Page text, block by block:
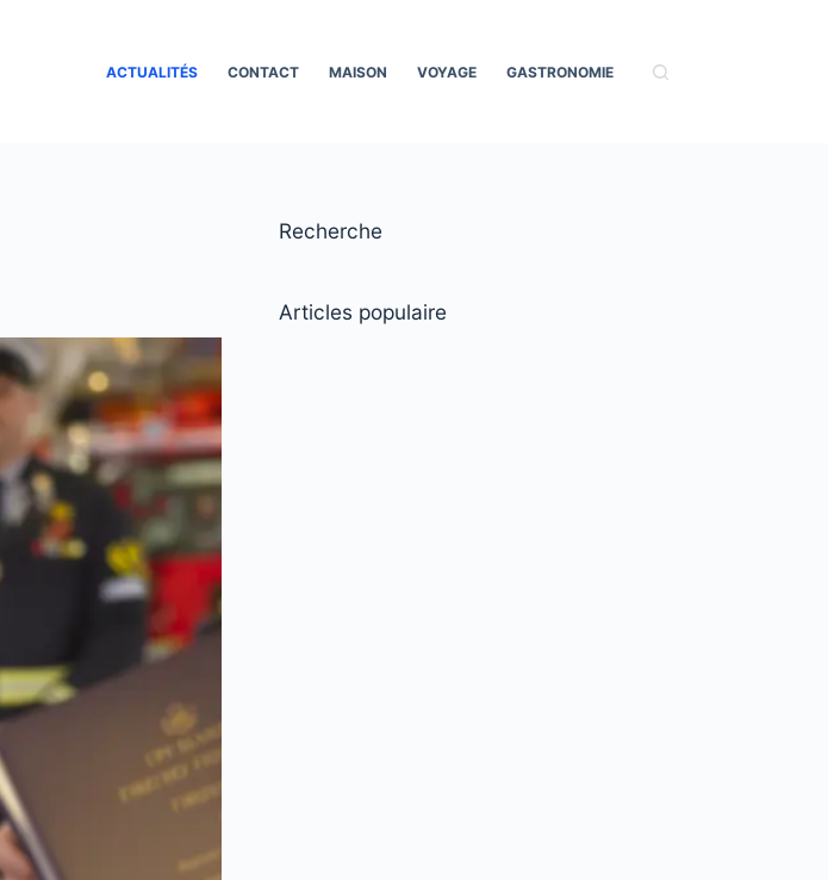
ACTUALITÉS CONTACT MAISON VOYAGE GASTRONOMIE
Recherche
Articles populaire